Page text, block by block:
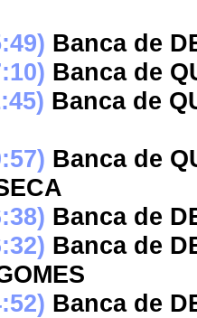
Banca de
Banca de
Banca de
Banca de
Banca de
Banca de
Banca de